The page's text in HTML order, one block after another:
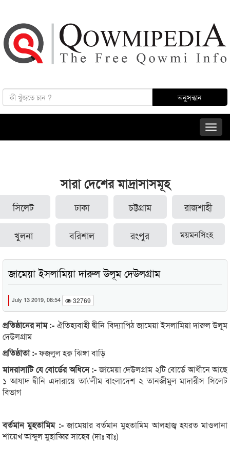
সারা দেশের মাদ্রাসাসমূহ
সিলেট ঢাকা চট্টগ্রাম রাজশাহী
খুলনা বরিশাল রংপুর ময়মনসিংহ
জামেয়া ইসলামিয়া দারুল উলূম দেউলগ্রাম
July 13 2019, 08:54 32769
প্রতিষ্ঠানের নাম :-ঐতিহ্যবাহী দ্বীনি বিদ্যাপিঠ জামেয়া ইসলামিয়া দারুল উলূম
দেউলগ্রাম
প্রতিষ্ঠাতা :-ফজলুল হক্ব ঝিঙ্গা বাড়ি
মাদরাসাটি যে বোর্ডের অধিনে :-জামেয়া দেউলগ্রাম ২টি বোর্ডে আধীনে আছে
১ আযাদ দ্বীনি এদারায়ে তা\’লীম বাংলাদেশ ২ তানজীমুল মাদারীস সিলেট
বিভাগ
বর্তমান মুহতামিম :-জামেয়ার বর্তমান মুহতামিম আলহাজ্ব হযরত মাওলানা
শায়েখ আব্দুল মুছাব্বির সাহেব (দাঃ বাঃ)